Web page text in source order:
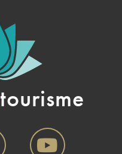
tourisme